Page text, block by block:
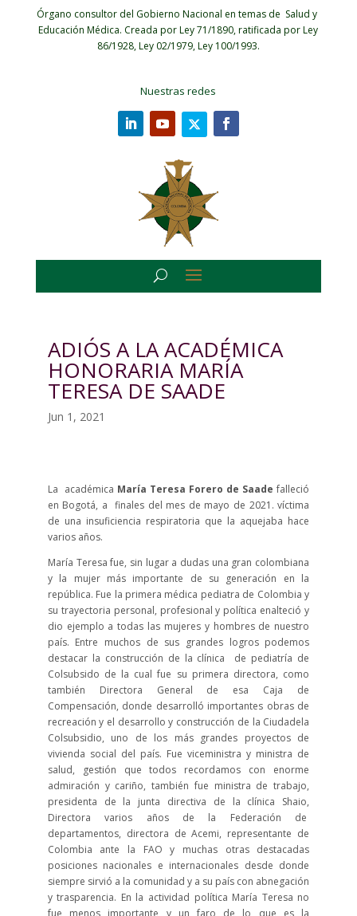
Órgano consultor del Gobierno Nacional en temas de Salud y
Educación Médica. Creada por Ley 71/1890, ratificada por Ley
86/1928, Ley 02/1979, Ley 100/1993.
Nuestras redes
ADIÓS A LA ACADÉMICA
HONORARIA MARÍA
TERESA DE SAADE
Jun 1, 2021
La académica María Teresa Forero de Saade falleció
en Bogotá, a finales del mes de mayo de 2021. víctima
de una insuficiencia respiratoria que la aquejaba hace
varios años.
María Teresa fue, sin lugar a dudas una gran colombiana
y la mujer más importante de su generación en la
república. Fue la primera médica pediatra de Colombia y
su trayectoria personal, profesional y política enalteció y
dio ejemplo a todas las mujeres y hombres de nuestro
país. Entre muchos de sus grandes logros podemos
destacar la construcción de la clínica de pediatría de
Colsubsido de la cual fue su primera directora, como
también Directora General de esa Caja de
Compensación, donde desarrolló importantes obras de
recreación y el desarrollo y construcción de la Ciudadela
Colsubsidio, uno de los más grandes proyectos de
vivienda social del país. Fue viceministra y ministra de
salud, gestión que todos recordamos con enorme
admiración y cariño, también fue ministra de trabajo,
presidenta de la junta directiva de la clínica Shaio,
Directora varios años de la Federación de
departamentos, directora de Acemi, representante de
Colombia ante la FAO y muchas otras destacadas
posiciones nacionales e internacionales desde donde
siempre sirvió a la comunidad y a su país con abnegación
y trasparencia. En la actividad política María Teresa no
fue menos importante y un faro de lo que es la